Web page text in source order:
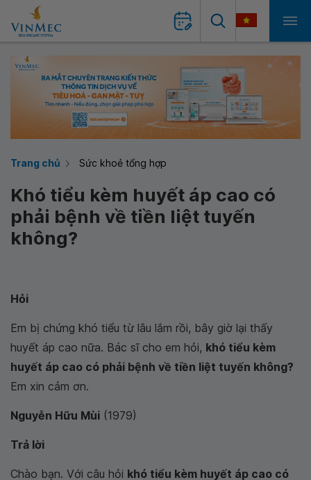
Trang chủ Sức khoẻ tổng hợp
Khó tiểu kèm huyết áp cao có
phải bệnh về tiền liệt tuyến
không?
Hỏi
Em bị chứng khó tiểu từ lâu lắm rồi, bây giờ lại thấy
huyết áp cao nữa. Bác sĩ cho em hỏi, khó tiểu kèm
huyết áp cao có phải bệnh về tiền liệt tuyến không?
Em xin cảm ơn.
Nguyễn Hữu Mùi (1979)
Trả lời
Chào bạn. Với câu hỏi khó tiểu kèm huyết áp cao có